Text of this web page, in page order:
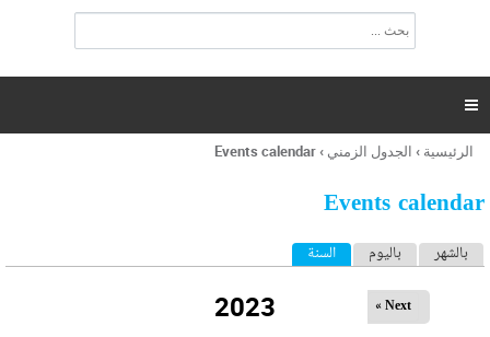
ت
ر
ل
ح
ب

أنت
هنا
الرئيسية › الجدول الزمني ›
Events calendar
Events calendar
ا بالشهر باليوم السنة (علامة التبويب النشطة)
2023 Next »